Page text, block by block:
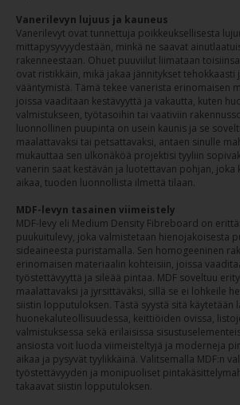
Vanerilevyn lujuus ja kauneus
Vanerilevyt ovat tunnettuja poikkeuksellisesta
mittapysyvyydestään, minkä ne saavat
rakenneestaan. Ohuet puuviilut liimataan
ovat ristikkäin, mikä jakaa jännitykset tehokkaasti
vääntymistä. Tämä tekee vanerista erinomaisen
joissa vaaditaan kestävyyttä ja vakautta, kuten
valmistukseen, työtasoihin tai vaativiin
luonnollinen puupinta on usein kaunis ja se
maalattavaksi tai petsattavaksi, antaen sinulle
mukauttaa sen ulkonäköä projektisi tyyliin
vanerin saat kestävän ja luotettavan pohjan, joka
aikaa, tuoden luonnollista ilmettä tilaan.
MDF-levyn tasainen viimeistely
MDF-levy eli Medium Density Fibreboard on
puukuitulevy, joka valmistetaan hienojakoisesta
sideaineesta puristamalla. Sen homogeeninen
erinomaisen materiaalin kohteisiin, joissa
työstettävyyttä ja sileää pintaa. MDF soveltuu
maalattavaksi ja jyrsittäväksi, sillä se ei lohkeile
siistin lopputuloksen. Tästä syystä sitä käytetään
huonekaluteollisuudessa, keittiöiden ovissa,
valmistuksessa sekä erilaisissa
ansiosta voit luoda viimeisteltyjä ja moderneja
aikaa ja pysyvät tyylikkäinä. Valitsemalla MDF:n
työstettävyyden ja monipuoliset
takaavat siistin lopputuloksen.